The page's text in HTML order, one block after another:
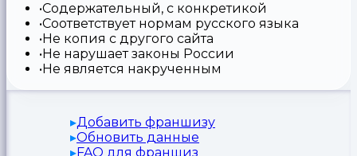
Содержательный, с конкретикой
Соответствует нормам русского языка
Не копия с другого сайта
Не нарушает законы России
Не является накрученным
Добавить франшизу
Обновить данные
FAQ для франшиз